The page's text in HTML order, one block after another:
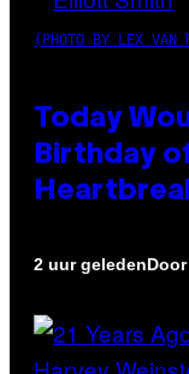
(PHOTO BY LEX VAN
Today
Birthday
2 uur geledenDoor